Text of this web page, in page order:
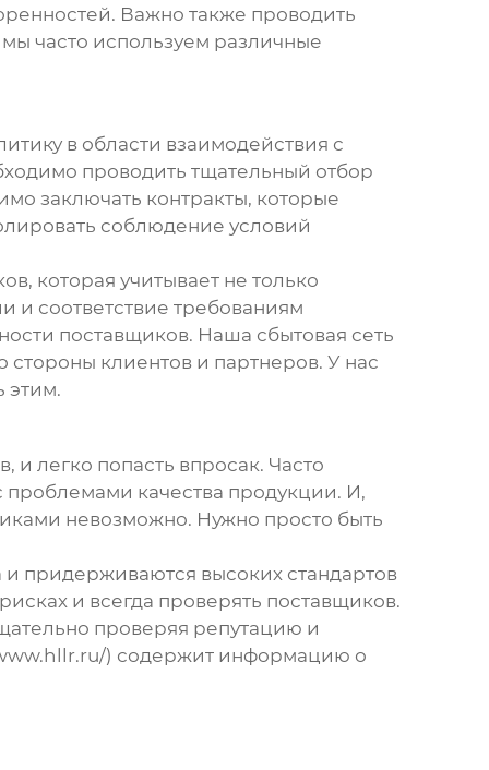
Важно также проводить
часто используем различные
в области взаимодействия с
проводить тщательный отбор
заключать контракты, которые
соблюдение условий
которая учитывает не только
и соответствие требованиям
поставщиков. Наша сбытовая сеть
клиентов и партнеров. У нас
этим.
и легко попасть впросак. Часто
проблемами качества продукции. И,
невозможно. Нужно просто быть
придерживаются высоких стандартов
и всегда проверять поставщиков.
проверяя репутацию и
) содержит информацию о